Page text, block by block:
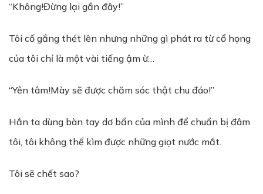
“Không!Đừng lại gần đây!”
Tôi cố gắng thét lên nhưng những gì phát ra từ cổ họng
của tôi chỉ là một vài tiếng ậm ừ…
“Yên tâm!Mày sẽ được chăm sóc thật chu đáo!”
Hắn ta dùng bàn tay dơ bẩn của mình để chuẩn bị đâm
tôi, tôi không thể kìm được những giọt nước mắt.
Tôi sẽ chết sao?